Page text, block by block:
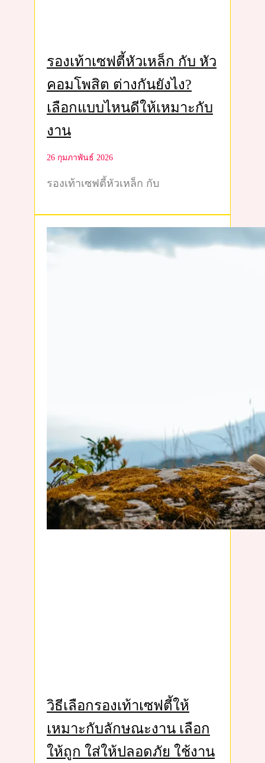
รองเท้าเซฟตี้หัวเหล็ก กับ หัว
คอมโพสิต ต่างกันยังไง?
เลือกแบบไหนดีให้เหมาะกับ
งาน
26 กุมภาพันธ์ 2026
รองเท้าเซฟตี้หัวเหล็ก กับ
วิธีเลือกรองเท้าเซฟตี้ให้
เหมาะกับลักษณะงาน เลือก
ให้ถูก ใส่ให้ปลอดภัย ใช้งาน